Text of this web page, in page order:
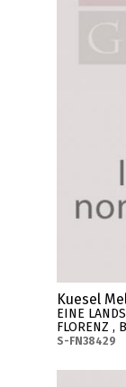
Kuesel
EINE
FLORENZ ,
S-FN38429